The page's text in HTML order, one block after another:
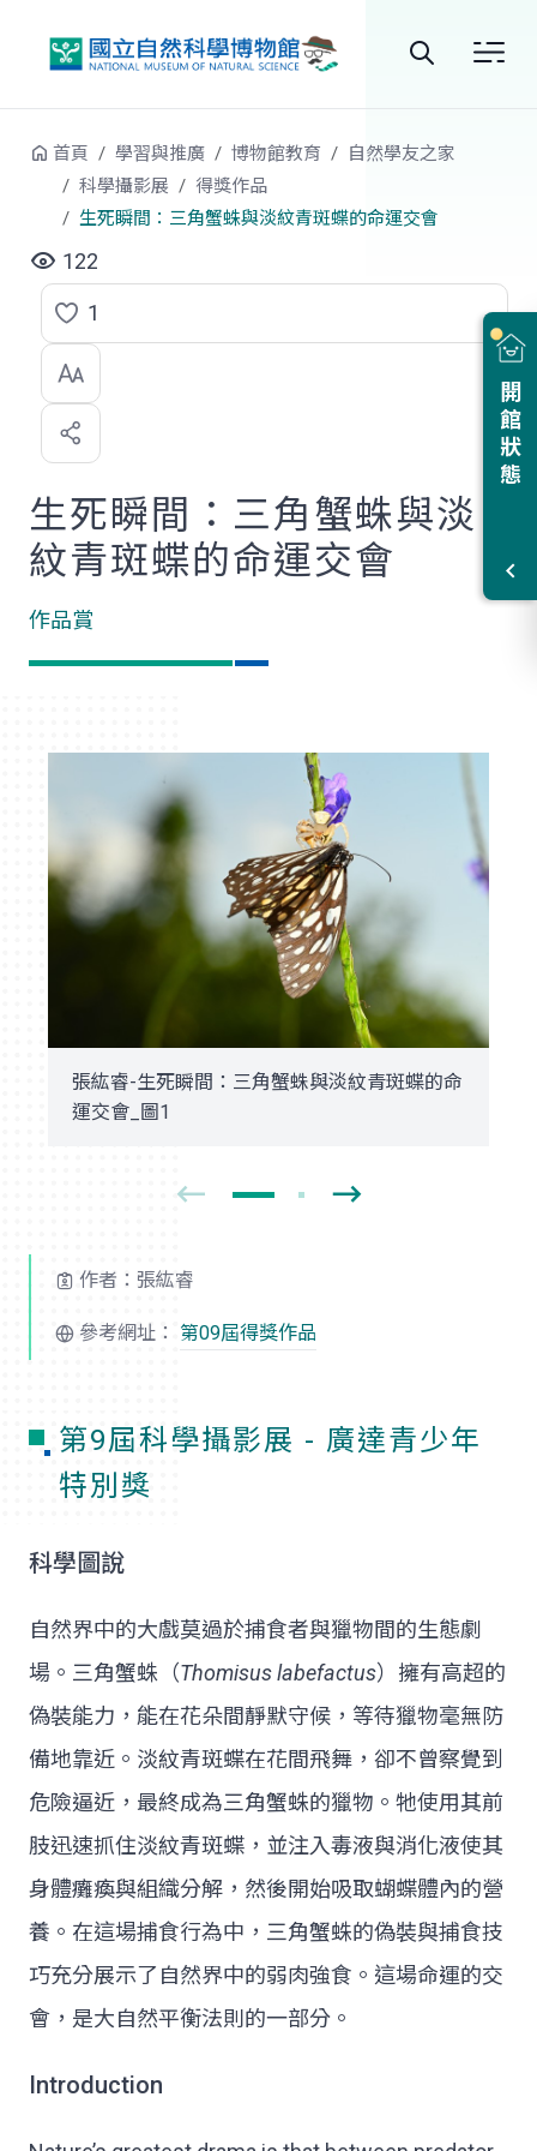
站
尋
開館狀態
首頁 學習與推廣 博物館教育
自然學友之家
科學攝影展
得獎作品
生死瞬間：三角蟹蛛與淡紋青斑蝶的命運交會
122
點
選
喜
歡
1
生死瞬間：三角蟹蛛與淡
紋青斑蝶的命運交會
作品賞
張紘睿-生死瞬間：三角蟹蛛與淡紋青斑蝶的命
運交會_圖1
作者：張紘睿
參考網址： 第09屆得獎作品
第9屆科學攝影展 - 廣達青少年
特別獎
科學圖說
自然界中的大戲莫過於捕食者與獵物間的生態劇
場。三角蟹蛛（Thomisus labefactus）擁有高超的
偽裝能力，能在花朵間靜默守候，等待獵物毫無防
備地靠近。淡紋青斑蝶在花間飛舞，卻不曾察覺到
危險逼近，最終成為三角蟹蛛的獵物。牠使用其前
肢迅速抓住淡紋青斑蝶，並注入毒液與消化液使其
身體癱瘓與組織分解，然後開始吸取蝴蝶體內的營
養。在這場捕食行為中，三角蟹蛛的偽裝與捕食技
巧充分展示了自然界中的弱肉強食。這場命運的交
會，是大自然平衡法則的一部分。
Introduction